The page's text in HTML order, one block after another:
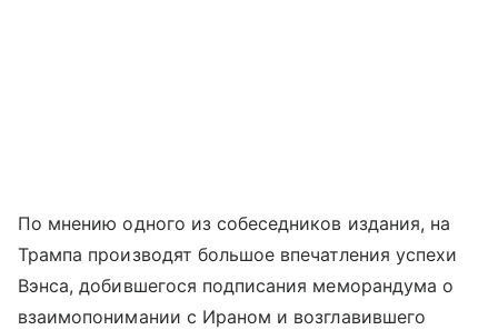
По мнению одного из собеседников издания, на
Трампа производят большое впечатления успехи
Вэнса, добившегося подписания меморандума о
взаимопонимании с Ираном и возглавившего